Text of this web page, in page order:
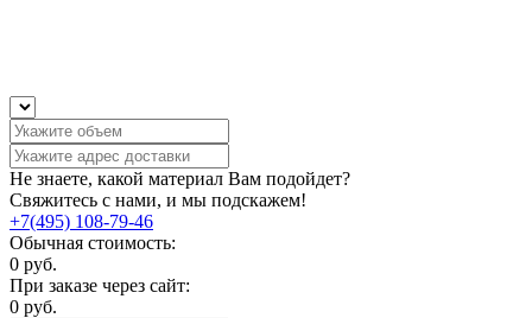
Не знаете, какой материал Вам подойдет?
Свяжитесь с нами, и мы подскажем!
+7(495) 108-79-46
Обычная стоимость:
0 руб.
При заказе через сайт:
0 руб.